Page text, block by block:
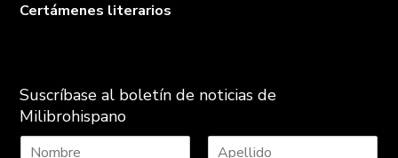
Certámenes literarios
Suscríbase al boletín de noticias de
Milibrohispano